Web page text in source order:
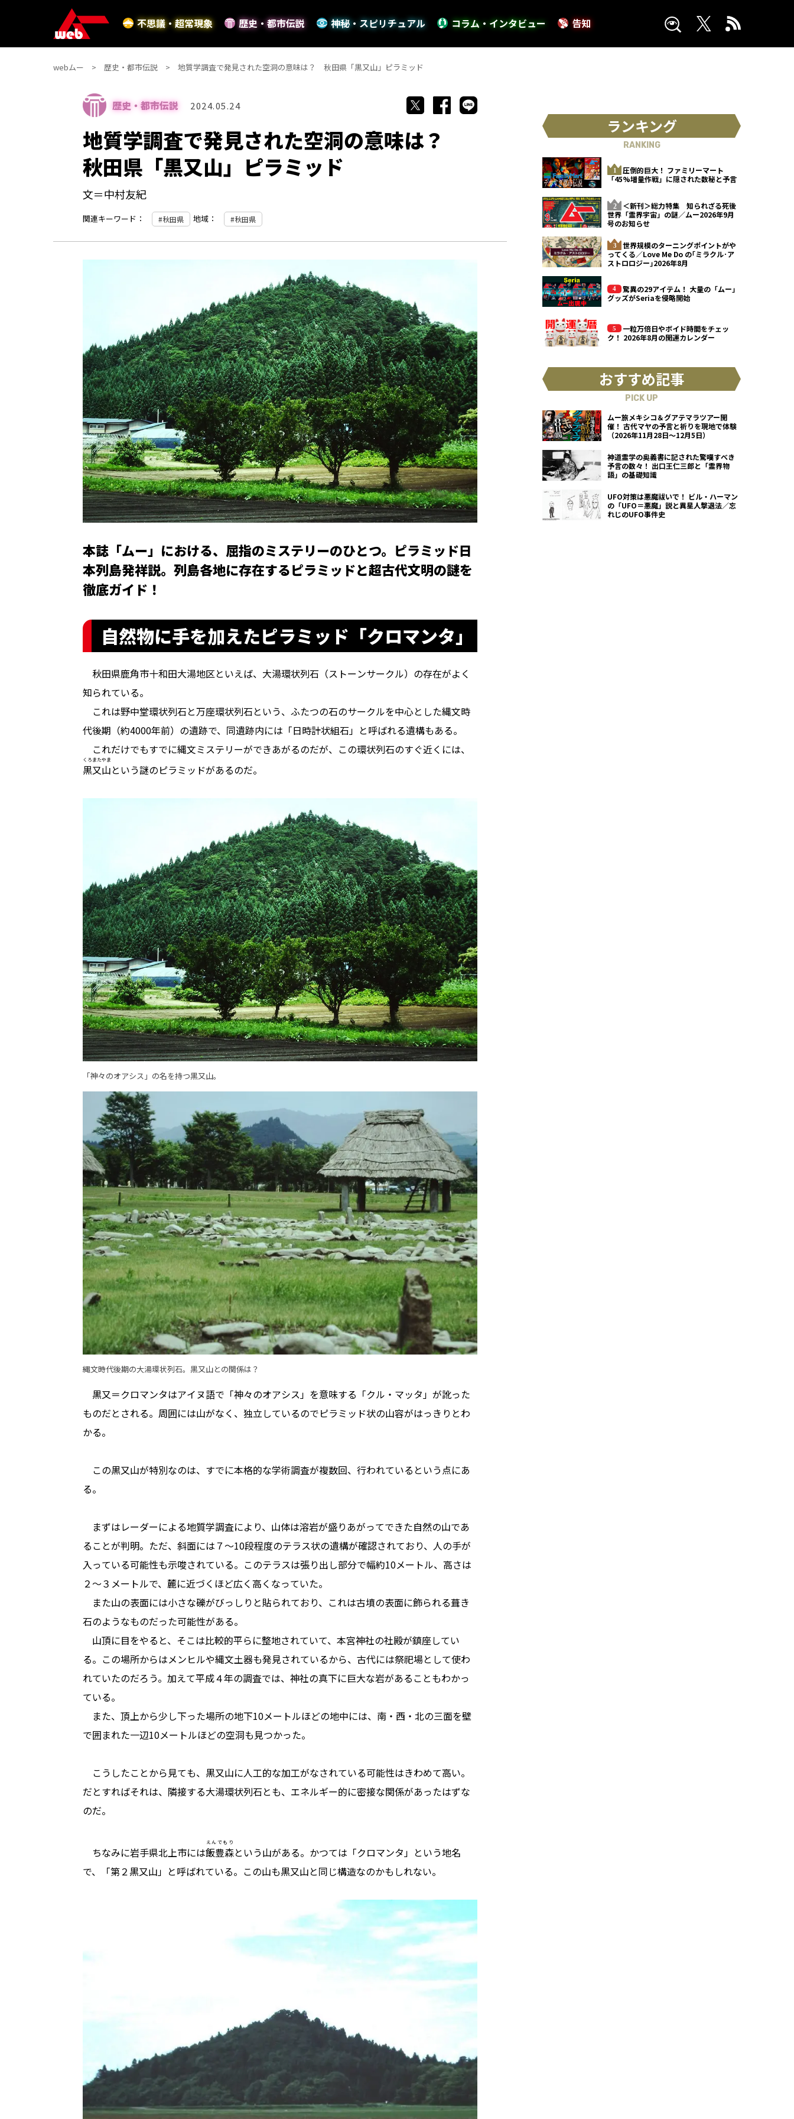
不思議・超常現象 歴史・都市伝説 神秘・スピリチュアル コラム・インタビュー 告知
webムー 歴史・都市伝説 地質学調査で発見された空洞の意味は？ 秋田県「黒又山」ピラミッド
歴史・都市伝説 2024.05.24
地質学調査で発見された空洞の意味は？
秋田県「黒又山」ピラミッド
文＝中村友紀
関連キーワード： 秋田県 地域： 秋田県
本誌「ムー」における、屈指のミステリーのひとつ。ピラミッド日
本列島発祥説。列島各地に存在するピラミッドと超古代文明の謎を
徹底ガイド！
自然物に手を加えたピラミッド「クロマンタ」
秋田県鹿角市十和田大湯地区といえば、大湯環状列石（ストーンサークル）の存在がよく
知られている。
これは野中堂環状列石と万座環状列石という、ふたつの石のサークルを中心とした縄文時
代後期（約4000年前）の遺跡で、同遺跡内には「日時計状組石」と呼ばれる遺構もある。
これだけでもすでに縄文ミステリーができあがるのだが、この環状列石のすぐ近くには、
黒又山
くろまたやま
という謎のピラミッドがあるのだ。
「神々のオアシス」の名を持つ黒又山。
縄文時代後期の大湯環状列石。黒又山との関係は？
黒又＝クロマンタはアイヌ語で「神々のオアシス」を意味する「クル・マッタ」が訛った
ものだとされる。周囲には山がなく、独立しているのでピラミッド状の山容がはっきりとわ
かる。
この黒又山が特別なのは、すでに本格的な学術調査が複数回、行われているという点にあ
る。
まずはレーダーによる地質学調査により、山体は溶岩が盛りあがってできた自然の山であ
ることが判明。ただ、斜面には７〜10段程度のテラス状の遺構が確認されており、人の手が
入っている可能性も示唆されている。このテラスは張り出し部分で幅約10メートル、高さは
２〜３メートルで、麓に近づくほど広く高くなっていた。
また山の表面には小さな礫がびっしりと貼られており、これは古墳の表面に飾られる葺き
石のようなものだった可能性がある。
山頂に目をやると、そこは比較的平らに整地されていて、本宮神社の社殿が鎮座してい
る。この場所からはメンヒルや縄文土器も発見されているから、古代には祭祀場として使わ
れていたのだろう。加えて平成４年の調査では、神社の真下に巨大な岩があることもわかっ
ている。
また、頂上から少し下った場所の地下10メートルほどの地中には、南・西・北の三面を壁
で囲まれた一辺10メートルほどの空洞も見つかった。
こうしたことから見ても、黒又山に人工的な加工がなされている可能性はきわめて高い。
だとすればそれは、隣接する大湯環状列石とも、エネルギー的に密接な関係があったはずな
のだ。
ちなみに岩手県北上市には飯豊森
えんでもり
という山がある。かつては「クロマンタ」という地名
で、「第２黒又山」と呼ばれている。この山も黒又山と同じ構造なのかもしれない。
ランキング
RANKING
圧倒的巨大！ ファミリーマート
「45%増量作戦」に隠された数秘と予言
＜新刊＞総力特集 知られざる死後
世界「霊界宇宙」の謎／ムー2026年9月
号のお知らせ
世界規模のターニングポイントがや
ってくる／Love Me Do の｢ミラクル･ア
ストロロジー｣2026年8月
驚異の29アイテム！ 大量の「ムー」
グッズがSeriaを侵略開始
一粒万倍日やボイド時間をチェッ
ク！ 2026年8月の開運カレンダー
おすすめ記事
PICK UP
ムー旅メキシコ＆グアテマラツアー開
催！ 古代マヤの予言と祈りを現地で体験
（2026年11月28日～12月5日）
神道霊学の奥義書に記された驚嘆すべき
予言の数々！ 出口王仁三郎と「霊界物
語」の基礎知識
UFO対策は悪魔祓いで！ ビル・ハーマン
の「UFO＝悪魔」説と異星人撃退法／忘
れじのUFO事件史